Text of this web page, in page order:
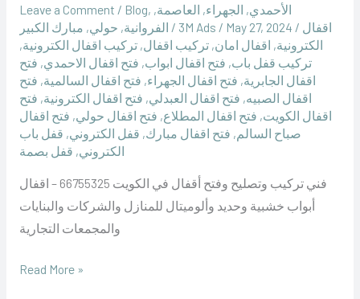
Leave a Comment / Blog, الأحمدي, الجهراء, العاصمة,
الفروانية, حولي, مبارك الكبير / / May 27, 2024 / اقفال
الكترونية, اقفال امان,تركيب اقفال,تركيب اقفال الكترونية,
تركيب قفل باب, فتح اقفال ابواب, فتح اقفال الاحمدي, فتح
اقفال الجابرية, فتح اقفال الجهراء, فتح اقفال السالمية, فتح
اقفال الصبيه, فتح اقفال العبدلي, فتح اقفال الكترونية, فتح
اقفال الكويت, فتح اقفال المطلاع, فتح اقفال حولي, فتح اقفال
صباح السالم , فتح اقفال مبارك, قفل الكتروني, قفل باب
الكتروني, قفل بصمة
فني تركيب وتصليح وفتح أقفال في الكويت 66755325 – اقفال
أبواب خشبية وحديد وألوميتال للمنازل والشركات والبنايات
والمجمعات التجارية
Read More »